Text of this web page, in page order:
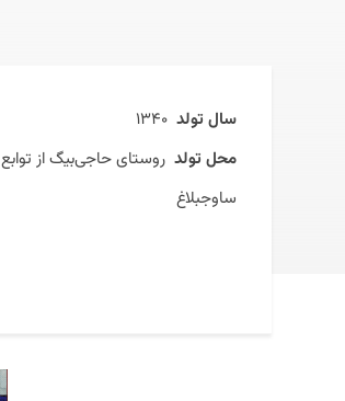
سال تولد ۱۳۴۰
محل تولد روستای حاجی‌بیگ از توابع
ساوجبلاغ